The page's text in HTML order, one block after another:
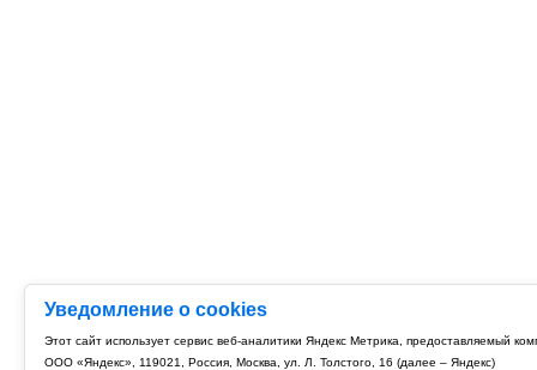
Уведомление о cookies
Этот сайт использует сервис веб-аналитики Яндекс Метрика, предоставляемый
ООО «Яндекс», 119021, Россия, Москва, ул. Л. Толстого, 16 (далее – Яндекс)